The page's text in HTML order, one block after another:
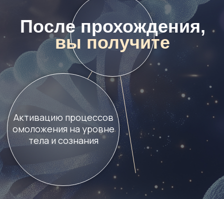
Пять настроек активаторов
с ключами доступа к Квантовой
Энергии омоложения
методу PWS для
устранения программ-
активаторов паразитирующих
элементов.
Энергосессия «Квантовое
преображение» для восстановления
эталонной структуры клетки
и устранения мутаций